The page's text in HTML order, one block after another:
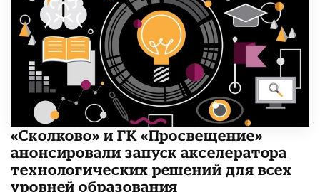
«Сколково» и ГК «Просвещение»
анонсировали запуск акселератора
технологических решений для всех
уровней образования